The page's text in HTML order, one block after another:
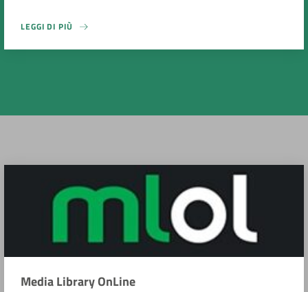
LEGGI DI PIÙ
Media Library OnLine